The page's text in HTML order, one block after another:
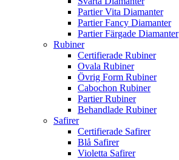
Partier Vita Diamanter
Partier Fancy Diamanter
Partier Färgade Diamanter
Rubiner
Certifierade Rubiner
Ovala Rubiner
Övrig Form Rubiner
Cabochon Rubiner
Partier Rubiner
Behandlade Rubiner
Safirer
Certifierade Safirer
Blå Safirer
Violetta Safirer